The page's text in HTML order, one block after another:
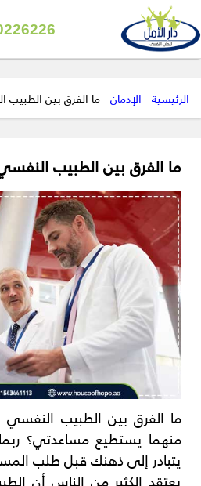
الرئيسية-الإدمان-ما الفرق بين
ما الفرق بين الطبيب
ما الفرق بين الطبيب
منهما يستطيع مساعدتي؟
يتبادر إلى ذهنك قبل طلب